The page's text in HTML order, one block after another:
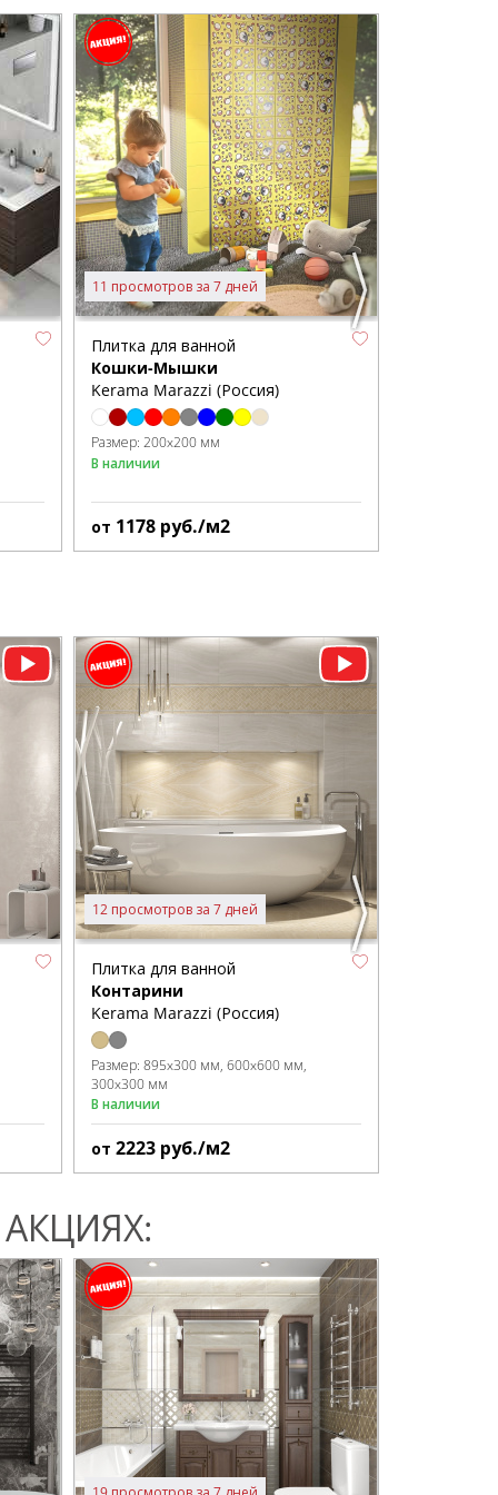
11 просмотров за 7 дней
Плитка для ванной
Кошки-Мышки
Kerama Marazzi (Россия)
Размер: 200x200 мм
В наличии
от 1178 руб./м2
12 просмотров за 7 дней
Плитка для ванной
Контарини
Kerama Marazzi (Россия)
Размер: 895x300 мм 600x600 мм
300x300 мм
В наличии
от 2223 руб./м2